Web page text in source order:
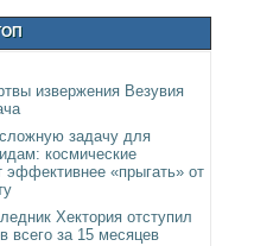
извержения Везувия
задачу для
космические
эффективнее «прыгать» от
Хектория отступил
всего за 15 месяцев